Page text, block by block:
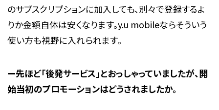
のサブスクリプションに加入しても、別々で登録するよ
りか金額自体は安くなります。y.u mobileならそういう
使い方も視野に入れられます。
ー先ほど「後発サービス」とおっしゃっていましたが、開
始当初のプロモーションはどうされましたか。